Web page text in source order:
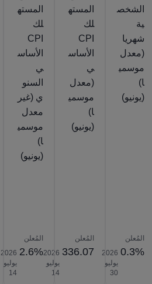
الشخص
ية
شهريا
(معدل
موسمي
ا)
(يونيو)
المُعلن
0.3%
2026‎
يوليو
‎30
المسته
لك
CPI
الأساس
ي
(معدل
موسمي
ا)
(يونيو)
المُعلن
336.07
2026‎
يوليو
‎14
المسته
لك
CPI
الأساس
ي
السنو
ي (غير
معدل
موسمي
ا)
(يونيو)
المُعلن
2.6%
2026‎
يوليو
‎14